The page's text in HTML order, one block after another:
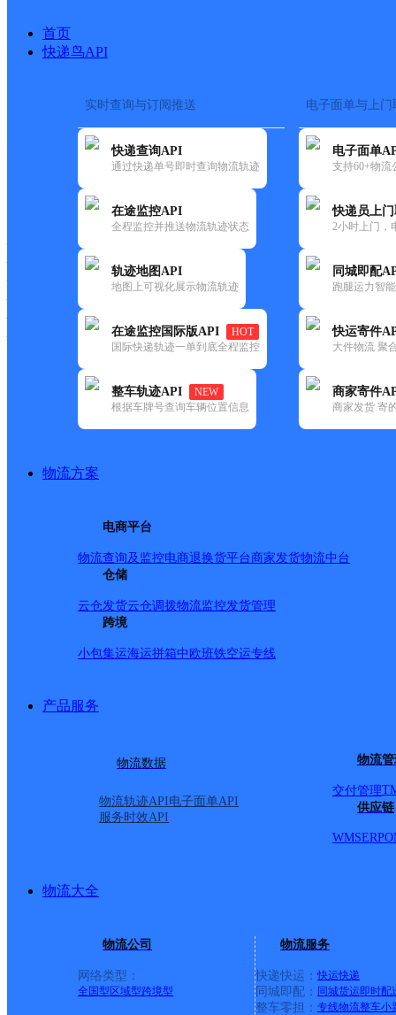
首页
快递鸟API
实时查询与订阅推送
快递查询API
通过快递单号即时查询物流轨迹
在途监控API
全程监控并推送物流轨迹状态
轨迹地图API
地图上可视化展示物流轨迹
在途监控国际版API
HOT
国际快递轨迹一单到底全程监控
整车轨迹API
NEW
根据车牌号查询车辆位置信息
电子面单与上门
电子面单
支持60+物流
快递员上
2小时上门，
同城即配
跑腿运力智
快运寄件
大件物流 聚
商家寄件
商家发货 寄
物流方案
电商平台
物流查询及监控电商退换货平台商家发货物流中台
仓储
云仓发货云仓调拨物流监控发货管理
跨境
小包集运海运拼箱中欧班铁空运专线
产品服务
物流数据
物流轨迹API电子面单API
服务时效API
物流
交付管理
供应链
WMSERP
物流大全
物流公司
网络类型：
全国型 区域型跨境型
物流服务
快递快运： 快运快递
同城即配： 同城货运即时配
整车零担： 专线物流整车小
快递大全 > 快递网点
快递大全 快运大全
网点筛选
已选
清空已选
安能快递(15) 百世快递(92) 德邦快递(147) 极兔速递
圆通速递(128)
新洲区(2)
圆通速递,洪山区,武汉市,
武昌区小洪山
圆通速递 更多号码
地址
派送范围:，中南一路。
号。民主路双号560号至
号至70号，洪山侧路单